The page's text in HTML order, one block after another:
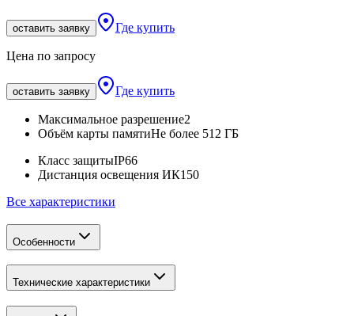
оставить заявку Где купить
Цена по запросу
оставить заявку Где купить
Максимальное разрешение2
Объём карты памятиНе более 512 ГБ
Класс защитыIP66
Дистанция освещения ИК150
Все характеристики
Особенности
Технические характеристики